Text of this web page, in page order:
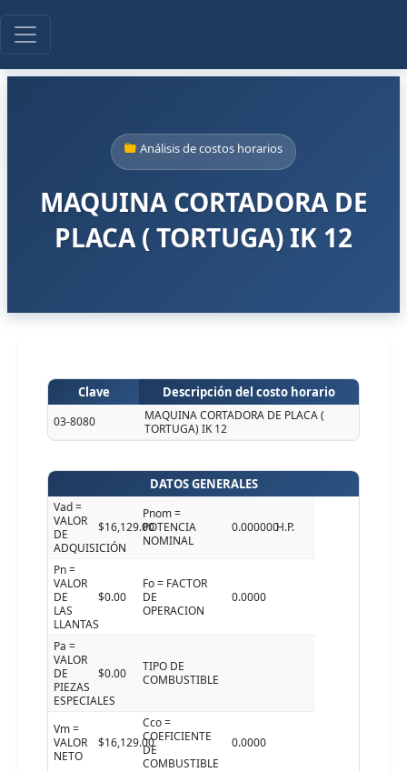
Análisis de costos horarios
MAQUINA CORTADORA DE
PLACA ( TORTUGA) IK 12
Clave Descripción del costo horario
03-8080
MAQUINA CORTADORA DE PLACA (
TORTUGA) IK 12
DATOS GENERALES
Vad =
VALOR
DE
ADQUISICIÓN
$16,129.00
Pnom =
POTENCIA
NOMINAL
0.000000H.P.
Pn =
VALOR
DE
LAS
LLANTAS
$0.00
Fo = FACTOR
DE
OPERACION
0.0000
Pa =
VALOR
DE
PIEZAS
ESPECIALES
$0.00
TIPO DE
COMBUSTIBLE
Vm =
VALOR
NETO
$16,129.00
Cco =
COEFICIENTE
DE
COMBUSTIBLE
0.0000